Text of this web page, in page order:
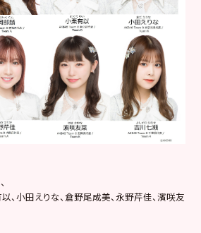
、小田えりな、倉野尾成美、永野芹佳、濱咲友